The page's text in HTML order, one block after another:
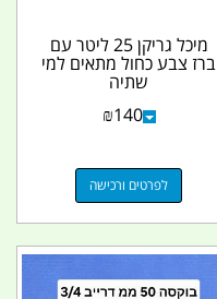
מיכל גריקן 25 ליטר עם
ברז צבע כחול מתאים למי
שתיה
₪140
לפרטים ורכישה